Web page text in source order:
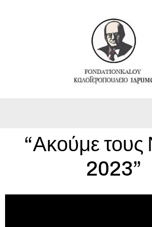
“Ακούμε τους
2023”